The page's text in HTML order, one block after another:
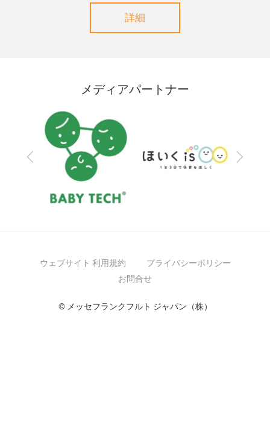
詳細
メディアパートナー
Previous Next
ウェブサイト 利用規約
プライバシーポリシー
お問合せ
© メッセフランクフルト ジャパン（株）